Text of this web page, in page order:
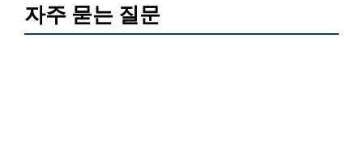
자주 묻는 질문